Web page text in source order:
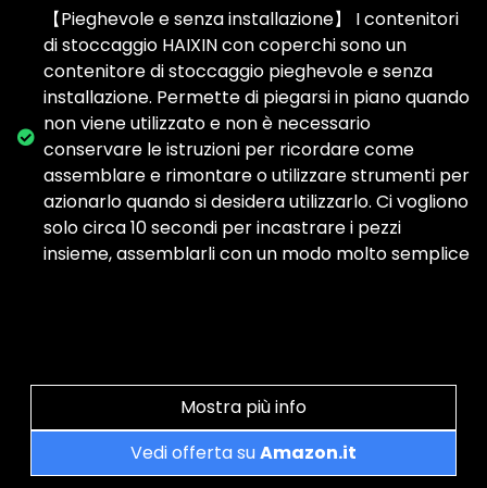
【Pieghevole e senza installazione】 I contenitori
di stoccaggio HAIXIN con coperchi sono un
contenitore di stoccaggio pieghevole e senza
installazione. Permette di piegarsi in piano quando
non viene utilizzato e non è necessario
conservare le istruzioni per ricordare come
assemblare e rimontare o utilizzare strumenti per
azionarlo quando si desidera utilizzarlo. Ci vogliono
solo circa 10 secondi per incastrare i pezzi
insieme, assemblarli con un modo molto semplice
Mostra più info
Vedi offerta suAmazon.it